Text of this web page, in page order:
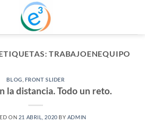
TRABAJOENEQUIPO
BLOG FRONT SLIDER
la distancia. Todo un reto.
ON 21 ABRIL, 2020 BY ADMIN